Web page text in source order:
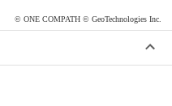
© ONE COMPATH © GeoTechnologies Inc.